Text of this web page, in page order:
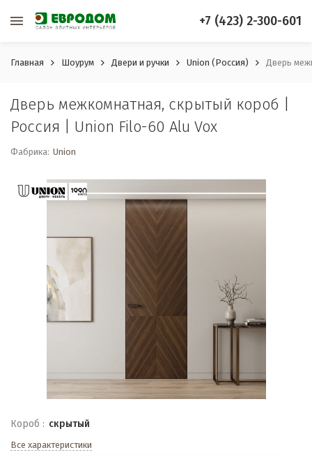
+7 (423) 2-300-601
Главная Шоурум Двери и ручки Union (Россия) Дверь
Дверь межкомнатная, скрытый короб |
Россия | Union Filo-60 Alu Vox
Фабрика: Union
Короб : скрытый
Все характеристики